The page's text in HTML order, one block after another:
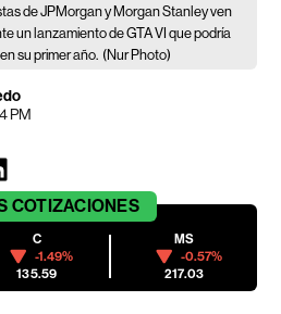
de JPMorgan y Morgan Stanley ven
un lanzamiento de GTA VI que podría
su primer año. (Nur Photo)
PM
COTIZACIONES
C
-1.49%
135.59
MS
-0.57%
217.03